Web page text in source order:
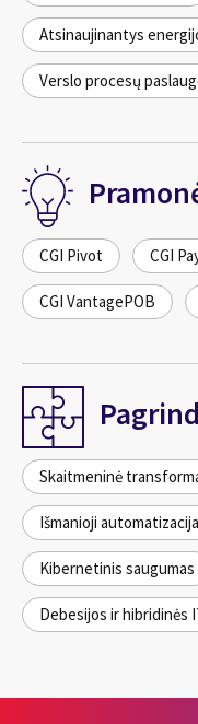
Atsinaujinantys
Verslo procesų
CGI Pivot CGI
CGI VantagePOB
Skaitmeninė
Išmanioji automatizacija
Kibernetinis saugumas
Debesijos ir hibridinės